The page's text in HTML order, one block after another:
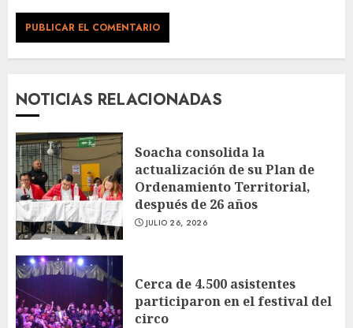
NOTICIAS RELACIONADAS
Soacha consolida la
actualización de su Plan de
Ordenamiento Territorial,
después de 26 años
JULIO 26, 2026
Cerca de 4.500 asistentes
participaron en el festival del
circo